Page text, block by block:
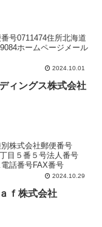
号0711474住所北海道
ホームページメール
2024.10.01
ィングス株式会社
株式会社郵便番号
目５番５号法人番号
話番号FAX番号
2024.10.29
ｆ株式会社